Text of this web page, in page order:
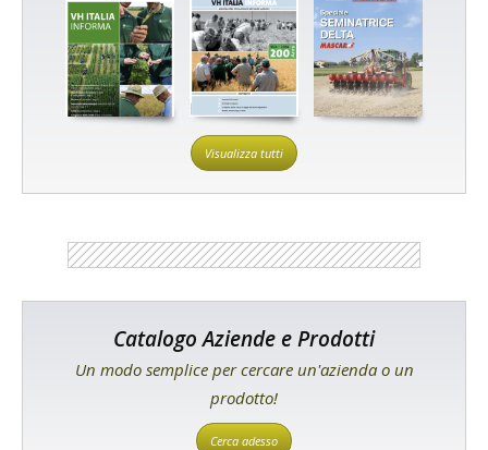
Visualizza tutti
Catalogo Aziende e Prodotti
Un modo semplice per cercare un'azienda o un
prodotto!
Cerca adesso